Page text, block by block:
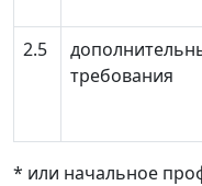
2.5
требования
* или начальное